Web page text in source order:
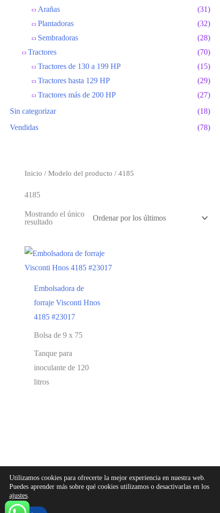
Arañas
(31)
Plantadoras
(32)
Sembradoras
(28)
Tractores
(70)
Tractores de 130 a 199 HP
(15)
Tractores hasta 129 HP
(29)
Tractores más de 200 HP
(27)
Sin categorizar
(18)
Vendidas
(78)
Inicio / Modelo del producto / 4185
4185
Mostrando el único
resultado
Embolsadora de
forraje Visconti Hnos
4185 #23017
Bolsa de 9 x 75
Tanque para
inoculante de 120
litros
Desarrollado por Supra Net
Seguinos en Instagram
Utilizamos cookies para ofrecerte la mejor experiencia en nuestra web.
Puedes aprender más sobre qué cookies utilizamos o desactivarlas en los
ajustes.